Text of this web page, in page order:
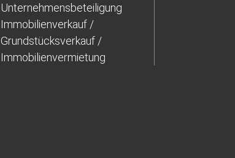
Unternehmensbeteiligung
Immobilienverkauf /
Grundstücksverkauf /
Immobilienvermietung